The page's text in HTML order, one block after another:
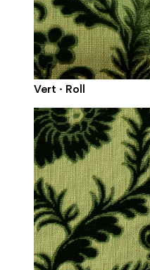
Vert · Roll